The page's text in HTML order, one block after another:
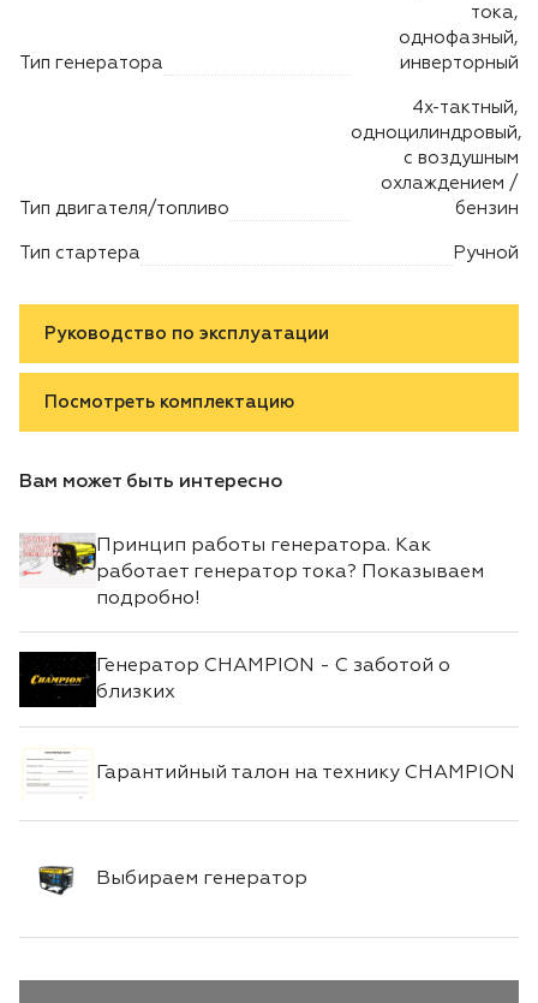
Тип генератора
тока,
однофазный,
инверторный
Тип двигателя/топливо
4х-тактный,
одноцилиндровый,
с воздушным
охлаждением /
бензин
Тип стартера Ручной
Руководство по эксплуатации
Посмотреть комплектацию
Вам может быть интересно
Принцип работы генератора. Как
работает генератор тока? Показываем
подробно!
Генератор CHAMPION - С заботой о
близких
Гарантийный талон на технику CHAMPION
Выбираем генератор